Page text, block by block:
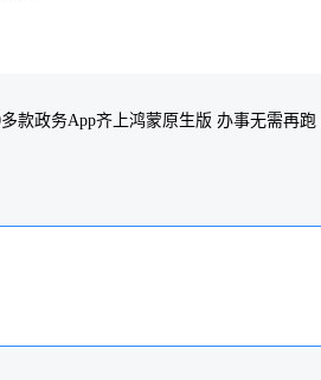
款政务App齐上鸿蒙原生版 办事无需再跑